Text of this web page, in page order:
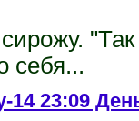
себя...
14 23:09